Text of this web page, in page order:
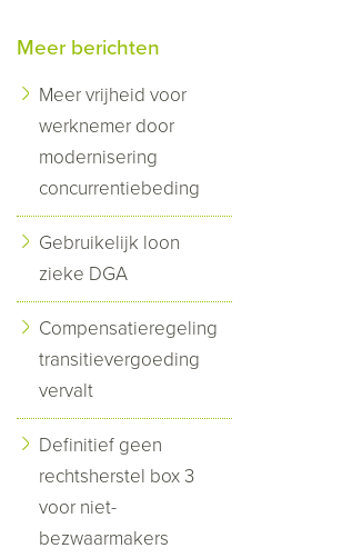
Meer berichten
Meer vrijheid voor
werknemer door
modernisering
concurrentiebeding
Gebruikelijk loon
zieke DGA
Compensatieregeling
transitievergoeding
vervalt
Definitief geen
rechtsherstel box 3
voor niet-
bezwaarmakers